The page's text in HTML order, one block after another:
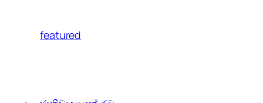
featured